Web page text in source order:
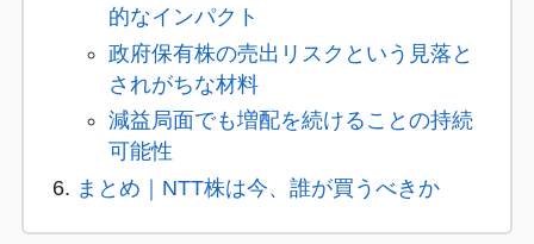
的なインパクト
政府保有株の売出リスクという見落と
されがちな材料
減益局面でも増配を続けることの持続
可能性
まとめ｜NTT株は今、誰が買うべきか